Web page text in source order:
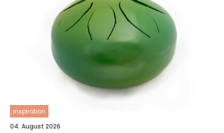
inspiration
04. August 2026